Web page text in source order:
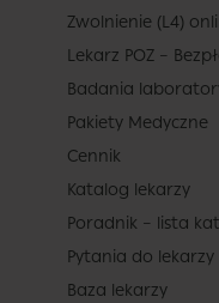
Zwolnienie (L4)
Lekarz POZ –
Badania
Pakiety Medyczne
Cennik
Katalog lekarzy
Poradnik – lista
Pytania do lekarzy
Baza lekarzy